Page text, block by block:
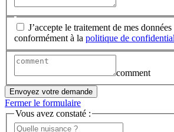
J’accepte le traitement de mes
conformément à la politique de
comment
Envoyez votre demande
Fermer le formulaire
Vous avez constaté :